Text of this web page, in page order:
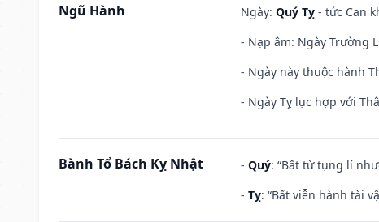
Ngũ Hành Ngày: Quý Tỵ - tức Can
- Nạp âm: Ngày Trường
- Ngày này thuộc hành
- Ngày Tỵ lục hợp với
Bành Tổ Bách Kỵ Nhật - Quý: “Bất từ tụng lí
- Tỵ: “Bất viễn hành tài